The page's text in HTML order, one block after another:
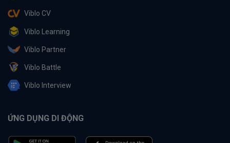
Viblo CV
Viblo Learning
Viblo Partner
Viblo Battle
Viblo Interview
ỨNG DỤNG DI ĐỘNG